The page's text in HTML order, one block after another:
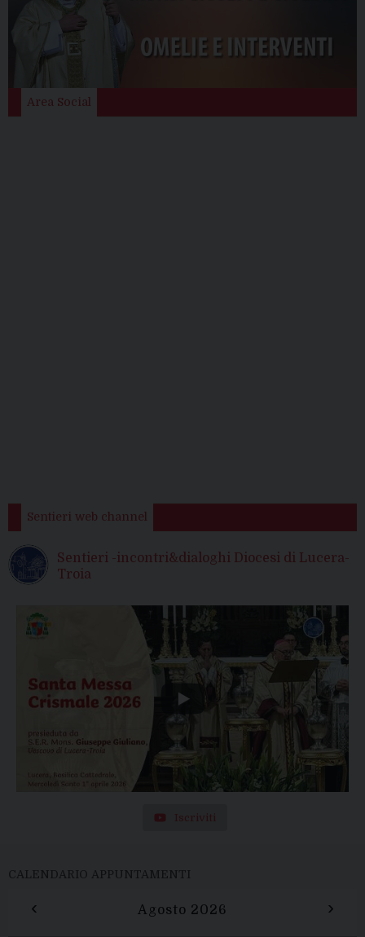
Area Social
Sentieri web channel
Sentieri -incontri&dialoghi Diocesi di Lucera-
Troia
Iscriviti
CALENDARIO APPUNTAMENTI
‹ Agosto 2026 ›